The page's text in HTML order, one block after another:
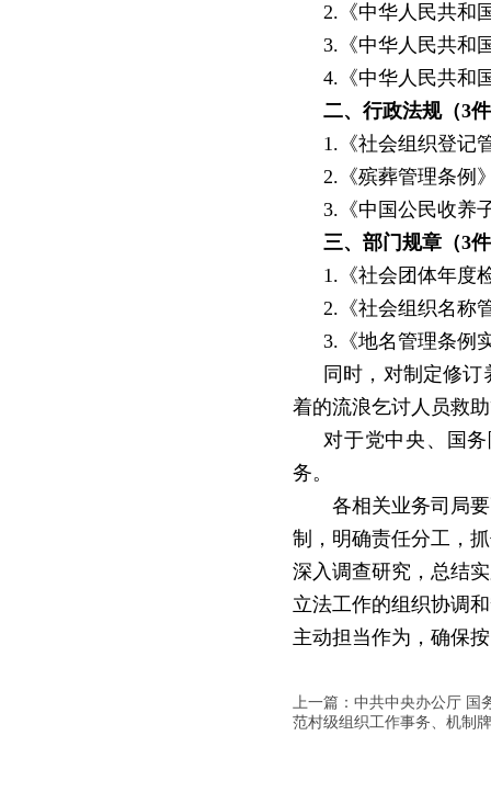
2.《中华人民共和
3.《中华人民共和
4.《中华人民共和
二、行政法规（3
1.《社会组织登记
2.《殡葬管理条例
3.《中国公民收养
三、部门规章（3
1.《社会团体年度
2.《社会组织名称
3.《地名管理条例
同时，对制定修
着的流浪乞讨人员救
对于党中央、国
务。
各相关业务司局
制，明确责任分工，
深入调查研究，总结
立法工作的组织协调
主动担当作为，确保
上一篇：中共中央办公厅 国
范村级组织工作事务、机制